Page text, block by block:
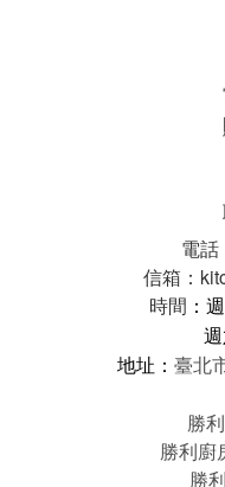
電
信箱：
時間 ：
地址： 臺北
勝
勝利廚
勝